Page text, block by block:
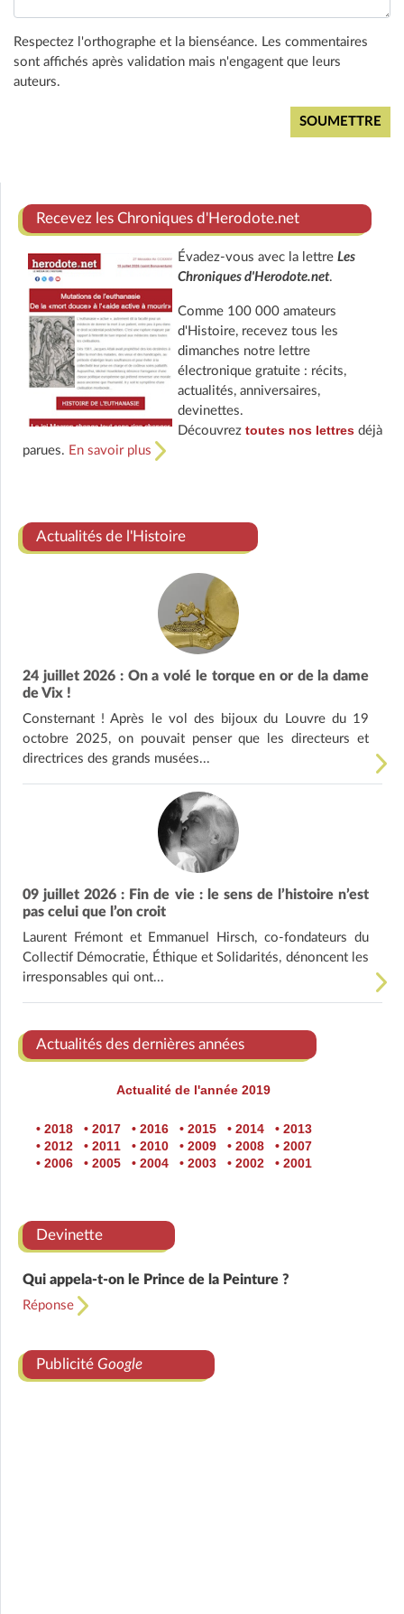
Respectez l'orthographe et la bienséance. Les commentaires
sont affichés après validation mais n'engagent que leurs
auteurs.
Recevez les Chroniques d'Herodote.net
Évadez-vous avec la lettre Les
Chroniques d'Herodote.net.
Comme 100 000 amateurs
d'Histoire, recevez tous les
dimanches notre lettre
électronique gratuite : récits,
actualités, anniversaires,
devinettes.
Découvrez toutes nos lettresdéjà
parues. En savoir plus
Actualités de l'Histoire
24 juillet 2026 : On a volé le torque en or de la dame
de Vix !
Consternant ! Après le vol des bijoux du Louvre du 19
octobre 2025, on pouvait penser que les directeurs et
directrices des grands musées...
09 juillet 2026 : Fin de vie : le sens de l’histoire n’est
pas celui que l’on croit
Laurent Frémont et Emmanuel Hirsch, co-fondateurs du
Collectif Démocratie, Éthique et Solidarités, dénoncent les
irresponsables qui ont...
Actualités des dernières années
Actualité de l'année 2019
• 2018 • 2017 • 2016 • 2015 • 2014
• 2013
• 2012
• 2011 • 2010 • 2009 • 2008
• 2007
• 2006
• 2005 • 2004 • 2003 • 2002 • 2001
Devinette
Qui appela-t-on le Prince de la Peinture ?
Réponse
Publicité Google